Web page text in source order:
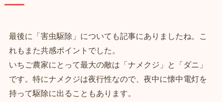
最後に「害虫駆除」についても記事にありましたね。こ
れもまた共感ポイントでした。
いちご農家にとって最大の敵は「ナメクジ」と「ダニ」
です。特にナメクジは夜行性なので、夜中に懐中電灯を
持って駆除に出ることもあります。